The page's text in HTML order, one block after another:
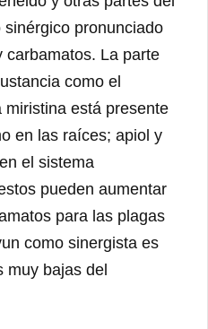
pronunciado
carbamatos. La parte
como el
está presente
en las raíces; apiol y
el sistema
pueden aumentar
para las plagas
como sinergista es
muy bajas del